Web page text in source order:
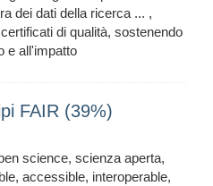
dei dati della ricerca ... ,
di qualità, sostenendo
e all'impatto
FAIR (39%)
science, scienza aperta,
accessible, interoperable,